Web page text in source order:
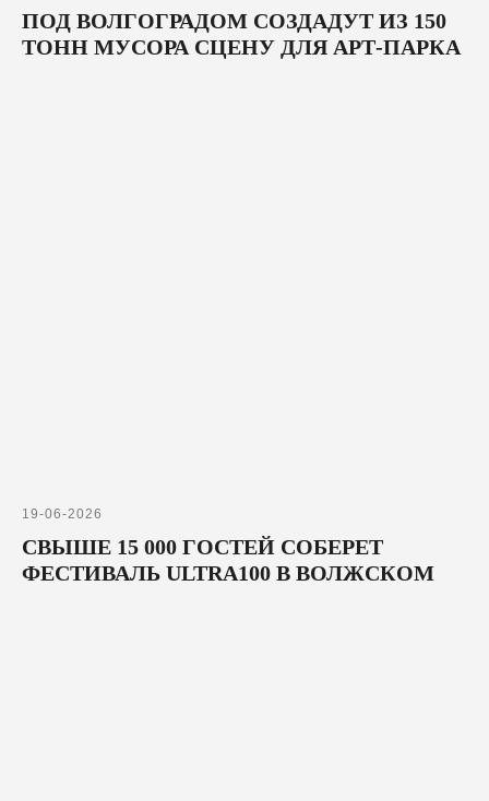
ПОД ВОЛГОГРАДОМ СОЗДАДУТ ИЗ 150
ТОНН МУСОРА СЦЕНУ ДЛЯ АРТ-ПАРКА
19-06-2026
СВЫШЕ 15 000 ГОСТЕЙ СОБЕРЕТ
ФЕСТИВАЛЬ ULTRA100 В ВОЛЖСКОМ